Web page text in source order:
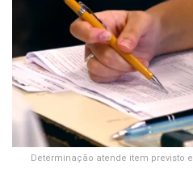
Determinação atende item previsto